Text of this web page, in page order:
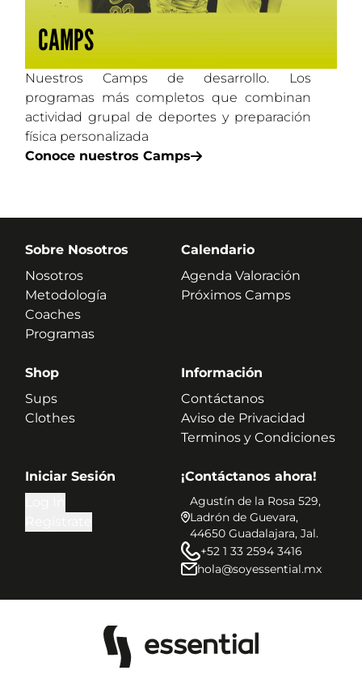
CAMPS
Nuestros Camps de desarrollo. Los
programas más completos que combinan
actividad grupal de deportes y preparación
física personalizada
Conoce nuestros Camps
Sobre Nosotros
Nosotros
Metodología
Coaches
Programas
Calendario
Agenda Valoración
Próximos Camps
Shop
Sups
Clothes
Información
Contáctanos
Aviso de Privacidad
Terminos y Condiciones
Iniciar Sesión
¡Contáctanos ahora!
Agustín de la Rosa 529,
Ladrón de Guevara,
44650 Guadalajara, Jal.
+52 1 33 2594 3416
hola@soyessential.mx